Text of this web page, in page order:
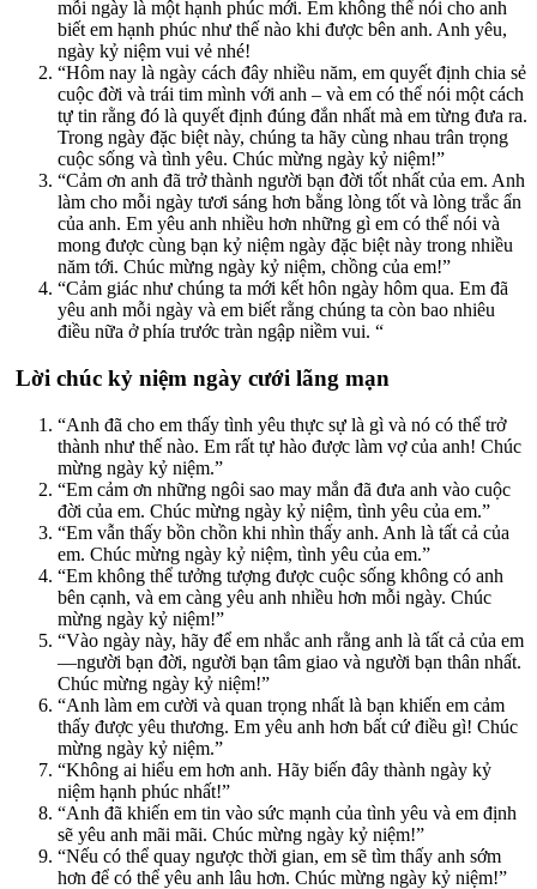
mỗi ngày là một hạnh phúc mới. Em không thể nói cho anh
biết em hạnh phúc như thế nào khi được bên anh. Anh yêu,
ngày kỷ niệm vui vẻ nhé!
“Hôm nay là ngày cách đây nhiều năm, em quyết định chia sẻ
cuộc đời và trái tim mình với anh – và em có thể nói một cách
tự tin rằng đó là quyết định đúng đắn nhất mà em từng đưa ra.
Trong ngày đặc biệt này, chúng ta hãy cùng nhau trân trọng
cuộc sống và tình yêu. Chúc mừng ngày kỷ niệm!”
“Cảm ơn anh đã trở thành người bạn đời tốt nhất của em. Anh
làm cho mỗi ngày tươi sáng hơn bằng lòng tốt và lòng trắc ẩn
của anh. Em yêu anh nhiều hơn những gì em có thể nói và
mong được cùng bạn kỷ niệm ngày đặc biệt này trong nhiều
năm tới. Chúc mừng ngày kỷ niệm, chồng của em!”
“Cảm giác như chúng ta mới kết hôn ngày hôm qua. Em đã
yêu anh mỗi ngày và em biết rằng chúng ta còn bao nhiêu
điều nữa ở phía trước tràn ngập niềm vui. “
Lời chúc kỷ niệm ngày cưới lãng mạn
“Anh đã cho em thấy tình yêu thực sự là gì và nó có thể trở
thành như thế nào. Em rất tự hào được làm vợ của anh! Chúc
mừng ngày kỷ niệm.”
“Em cảm ơn những ngôi sao may mắn đã đưa anh vào cuộc
đời của em. Chúc mừng ngày kỷ niệm, tình yêu của em.”
“Em vẫn thấy bồn chồn khi nhìn thấy anh. Anh là tất cả của
em. Chúc mừng ngày kỷ niệm, tình yêu của em.”
“Em không thể tưởng tượng được cuộc sống không có anh
bên cạnh, và em càng yêu anh nhiều hơn mỗi ngày. Chúc
mừng ngày kỷ niệm!”
“Vào ngày này, hãy để em nhắc anh rằng anh là tất cả của em
—người bạn đời, người bạn tâm giao và người bạn thân nhất.
Chúc mừng ngày kỷ niệm!”
“Anh làm em cười và quan trọng nhất là bạn khiến em cảm
thấy được yêu thương. Em yêu anh hơn bất cứ điều gì! Chúc
mừng ngày kỷ niệm.”
“Không ai hiểu em hơn anh. Hãy biến đây thành ngày kỷ
niệm hạnh phúc nhất!”
“Anh đã khiến em tin vào sức mạnh của tình yêu và em định
sẽ yêu anh mãi mãi. Chúc mừng ngày kỷ niệm!”
“Nếu có thể quay ngược thời gian, em sẽ tìm thấy anh sớm
hơn để có thể yêu anh lâu hơn. Chúc mừng ngày kỷ niệm!”